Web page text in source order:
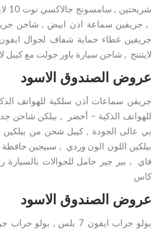
جريفين غطاء حماية شفاف لجوال
لايتننج , شاحن سيارة باور جولت مع كيبل
عروض الصندوق الاسود
جريفن سماعات أذن سلكية للهواتف
للهواتف الذكية – أخضر , بيلكن شاحن
بي عالى الجودة , كيبل شحن من
بيلكين اللون الون وردي , سبيجين
كاس
عروض الصندوق الاسود
بولو جراب ايفون 7 بلس ,